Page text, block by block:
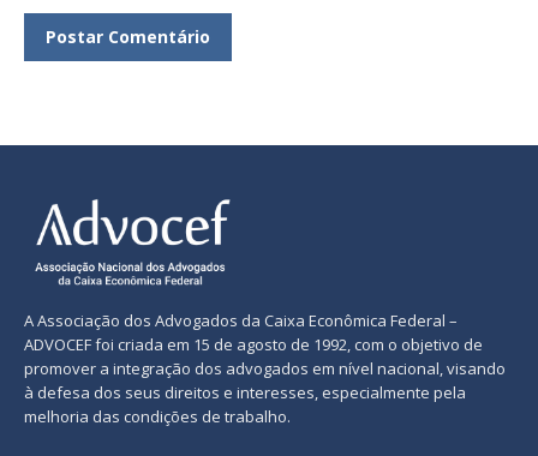
Postar Comentário
A Associação dos Advogados da Caixa Econômica Federal –
ADVOCEF foi criada em 15 de agosto de 1992, com o objetivo de
promover a integração dos advogados em nível nacional, visando
à defesa dos seus direitos e interesses, especialmente pela
melhoria das condições de trabalho.